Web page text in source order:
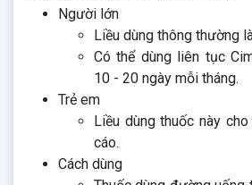
Người lớn
Liều dùng thông thường
Có thể dùng liên tục
10 - 20 ngày mỗi tháng.
Trẻ em
Liều dùng thuốc này
cáo.
Cách dùng